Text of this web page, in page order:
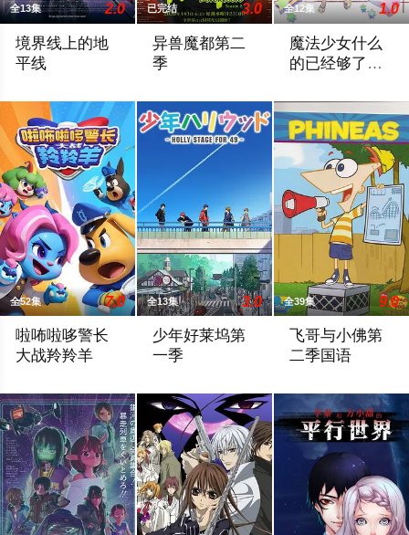
全13集 2.0
境界线上的地
平线
已完结 3.0
异兽魔都第二
季
全12集 1.0
魔法少女什么
的已经够了啦
全52集 7.0
啦咘啦哆警长
大战羚羚羊
全13集 3.0
少年好莱坞第
一季
全39集 9.0
飞哥与小佛第
二季国语